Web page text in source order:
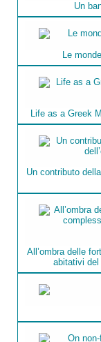
Un
Le
Life as a Greek
Un contributo
All’ombra delle
abitativi